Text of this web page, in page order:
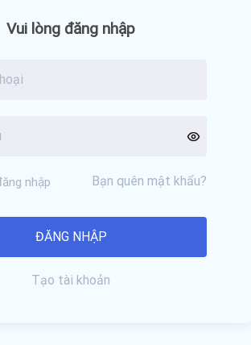
Vui lòng đăng nhập
nhập Bạn quên mật khẩu?
Tạo tài khoản